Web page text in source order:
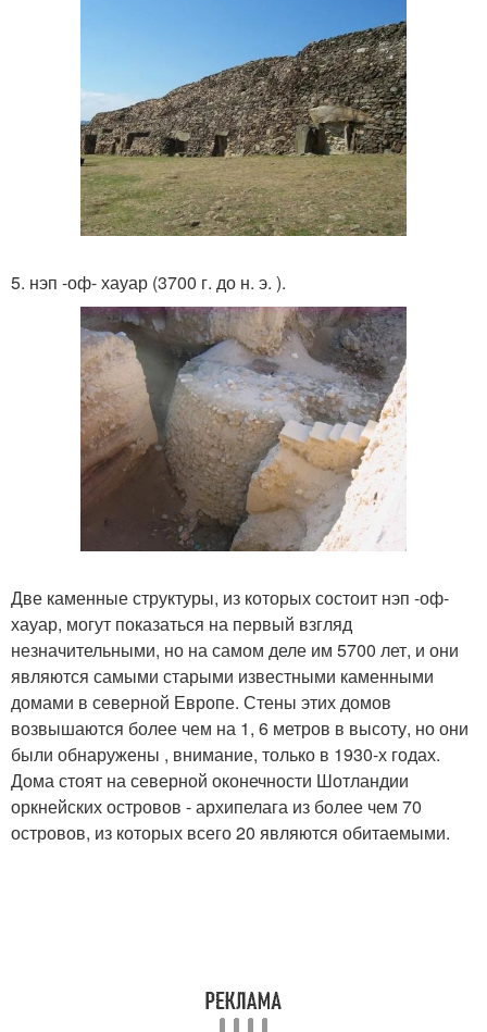
5. нэп -оф- хауар (3700 г. до н. э. ).
Две каменные структуры, из которых состоит нэп -оф-
хауар, могут показаться на первый взгляд
незначительными, но на самом деле им 5700 лет, и они
являются самыми старыми известными каменными
домами в северной Европе. Стены этих домов
возвышаются более чем на 1, 6 метров в высоту, но они
были обнаружены , внимание, только в 1930-х годах.
Дома стоят на северной оконечности Шотландии
оркнейских островов - архипелага из более чем 70
островов, из которых всего 20 являются обитаемыми.